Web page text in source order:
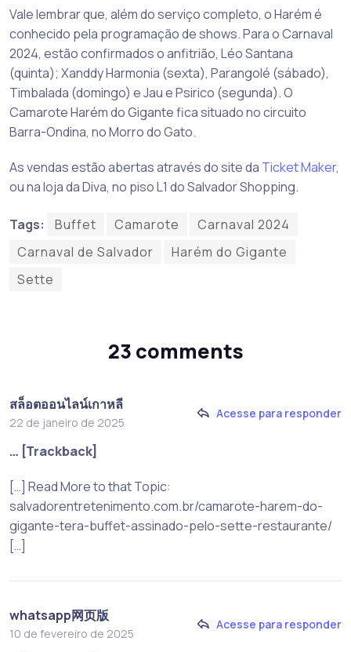
Vale lembrar que, além do serviço completo, o Harém é
conhecido pela programação de shows. Para o Carnaval
2024, estão confirmados o anfitrião, Léo Santana
(quinta); Xanddy Harmonia (sexta), Parangolé (sábado),
Timbalada (domingo) e Jau e Psirico (segunda). O
Camarote Harém do Gigante fica situado no circuito
Barra-Ondina, no Morro do Gato.
As vendas estão abertas através do site da Ticket Maker,
ou na loja da Diva, no piso L1 do Salvador Shopping.
Tags: Buffet Camarote
Carnaval 2024
Carnaval de Salvador
Harém do Gigante
Sette
23 comments
สล็อตออนไลน์เกาหลี
22 de janeiro de 2025
Acesse para responder
… [Trackback]
[…] Read More to that Topic:
salvadorentretenimento.com.br/camarote-harem-do-
gigante-tera-buffet-assinado-pelo-sette-restaurante/
[…]
whatsapp网页版
10 de fevereiro de 2025
Acesse para responder